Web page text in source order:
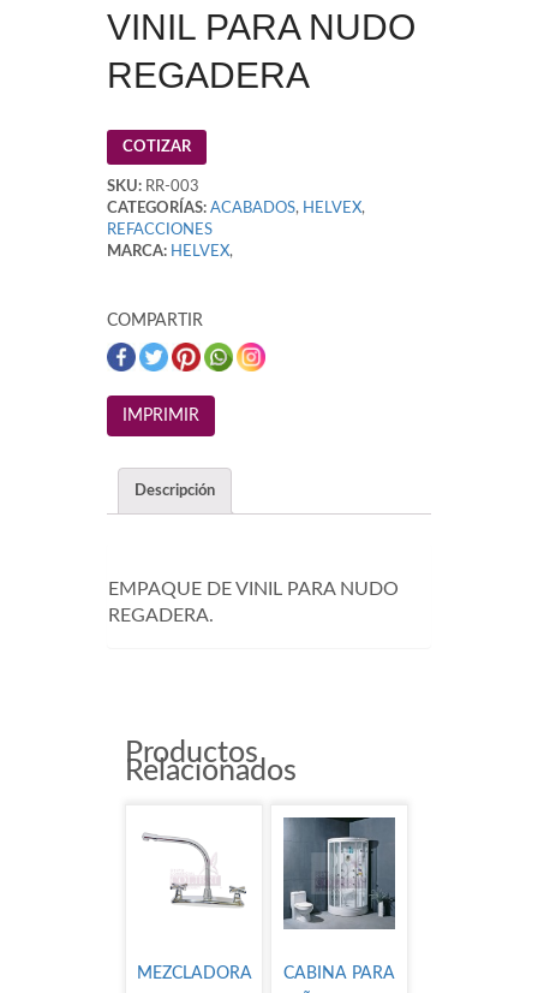
VINIL PARA NUDO
REGADERA
COTIZAR
SKU: RR-003
CATEGORÍAS: ACABADOS, HELVEX,
REFACCIONES
MARCA: HELVEX,
COMPARTIR
Descripción
EMPAQUE DE VINIL PARA NUDO
REGADERA.
Productos
Relacionados
MEZCLADORA
CABINA PARA